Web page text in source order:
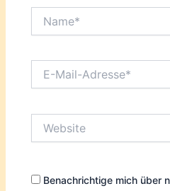
Mail-
Benachrichtige mich über